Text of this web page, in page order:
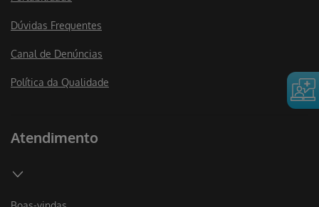
Dúvidas Frequentes
Canal de Denúncias
Política da Qualidade
Atendimento